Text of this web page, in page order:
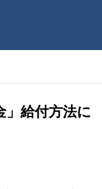
」給付方法に